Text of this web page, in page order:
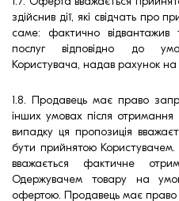
здійснив дії, які свідчать про
саме: фактично
послуг відповідно до
Користувача, надав рахунок на
1.8. Продавець має право
інших умовах після
випадку ця пропозиція
бути прийнятою
вважається фактичне
Одержувачем товару на
офертою. Продавець має право